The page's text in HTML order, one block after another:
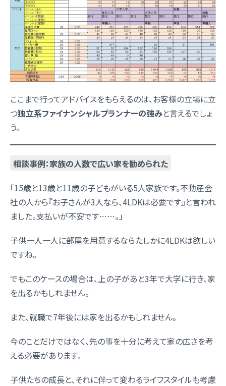
ここまで行ってアドバイスをもらえるのは、お客様の立場に立
つ独立系ファイナンシャルプランナーの強みと言えるでしょ
う。
相談事例：家族の人数で広い家を勧められた
「15歳と13歳と11歳の子どもがいる5人家族です。不動産会
社の人から『お子さんが3人なら、4LDKは必要です』と言われ
ました。支払いが不安です……。」
子供一人一人に部屋を用意するならたしかに4LDKは欲しい
ですね。
でもこのケースの場合は、上の子があと3年で大学に行き、家
を出るかもしれません。
また、就職で7年後には家を出るかもしれません。
今のことだけではなく、先の事を十分に考えて家の広さを考
える必要があります。
子供たちの成長と、それに伴って変わるライフスタイルも考慮